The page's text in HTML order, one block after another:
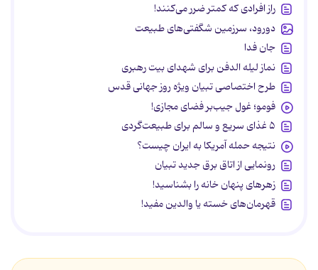
راز افرادی که کمتر ضرر می‌کنند!
دورود، سرزمین شگفتی‌های طبیعت
جان فدا
نماز لیله الدفن برای شهدای بیت رهبری
طرح اختصاصی تبیان ویژه روز جهانی قدس
فومو؛ غول جیب‌بر فضای مجازی!
۵ غذای سریع و سالم برای طبیعت‌گردی
نتیجه حمله آمریکا به ایران چیست؟
رونمایی از اتاق برق جدید تبیان
زهرهای پنهان خانه را بشناسید!
قهرمان‌های خسته یا والدین مفید!